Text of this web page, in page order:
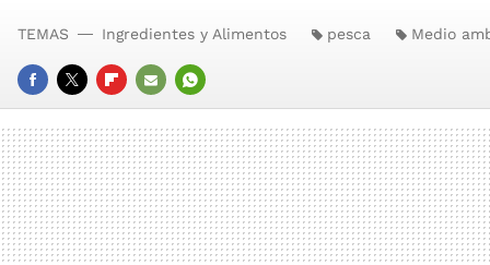
FACEBOOK
TWITTERFLIPBOARD
E-
MAIL
WHATSAPP
TEMAS Ingredientes y Alimentos pesca Medio